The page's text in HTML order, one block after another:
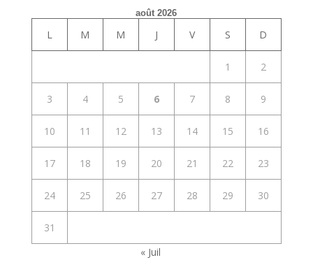
août 2026
L M M J V S D
1 2
3 4 5 6 7 8 9
10 11 12 13 14 15 16
17 18 19 20 21 22 23
24 25 26 27 28 29 30
31
« Juil